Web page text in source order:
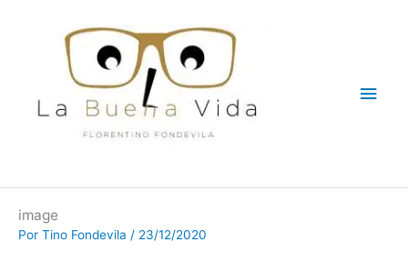
image
Por Tino Fondevila / 23/12/2020